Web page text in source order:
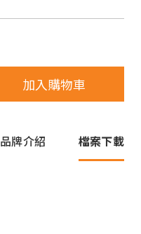
加入購物車
品牌介紹 檔案下載